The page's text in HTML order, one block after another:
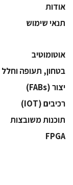
אודות
תנאי שימוש
אוטומוטיב
בטחון, תעופה וחלל
‫יצור (‪(FABs‬‬
‫רכיבים‬ (IOT)
‫תוכנות משובצות‬
‫‪FPGA‬‬